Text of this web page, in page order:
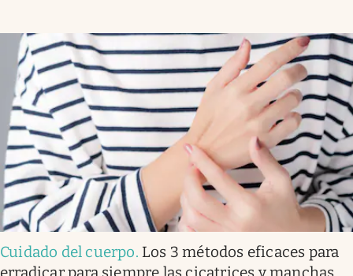
Cuidado del cuerpo. Los 3 métodos eficaces para